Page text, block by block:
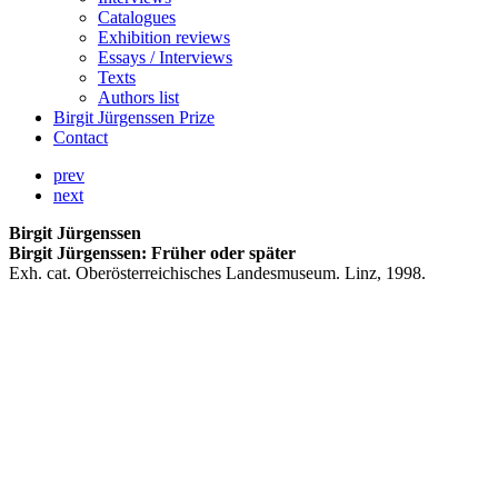
Catalogues
Exhibition reviews
Essays / Interviews
Texts
Authors list
Birgit Jürgenssen Prize
Contact
prev
next
Birgit Jürgenssen
Birgit Jürgenssen: Früher oder später
Exh. cat. Oberösterreichisches Landesmuseum. Linz, 1998.